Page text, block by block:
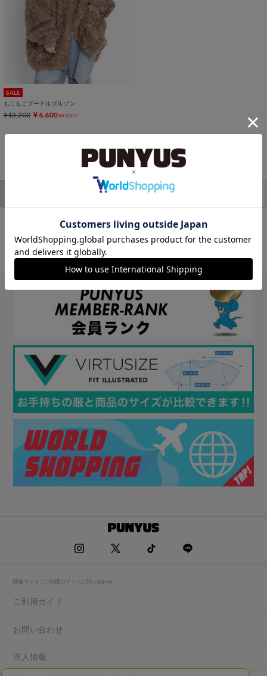
SALE
もこもこプードルブルゾン
¥13,200 ￥6,600 50%OFF
検索結果
アウター
対象アイテム：0件
条件に一致するアイテムがありませんでした。
条件を変えて探してみてください。
関連サイト / ご利用ガイド / お問い合わせ
ご利用ガイド
お問い合わせ
求人情報